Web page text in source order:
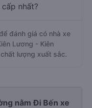
nhất?
đánh giá có nhà xe
Lương - Kiên
lượng xuất sắc.
nằm Đi Bến xe